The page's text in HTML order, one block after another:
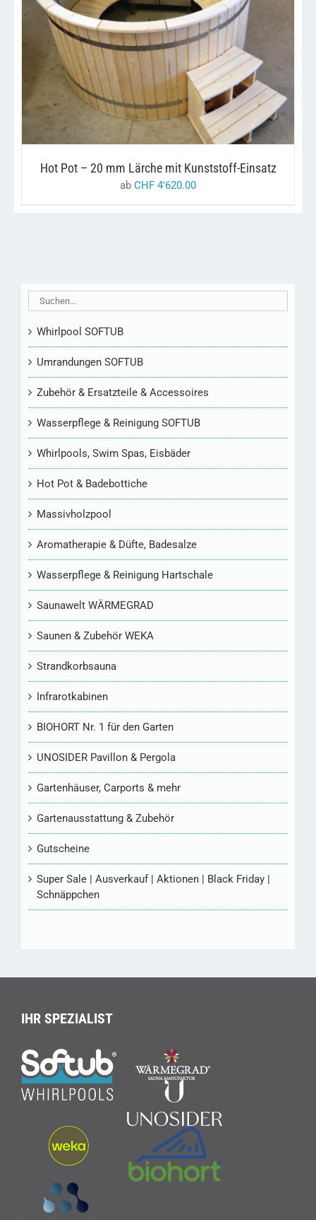
AUSFÜHRUNG WÄHLEN DIESES
PRODUKT
WEIST
MEHRERE
VARIANTEN
AUF.
DIE
OPTIONEN
KÖNNEN
AUF
DER
GEWÄHLT
WERDEN
DETAILS
Hot Pot – 20 mm Lärche mit Kunststoff-Einsatz
ab CHF 4'620.00
Whirlpool SOFTUB
Umrandungen SOFTUB
Zubehör & Ersatzteile & Accessoires
Wasserpflege & Reinigung SOFTUB
Whirlpools, Swim Spas, Eisbäder
Hot Pot & Badebottiche
Massivholzpool
Aromatherapie & Düfte, Badesalze
Wasserpflege & Reinigung Hartschale
Saunawelt WÄRMEGRAD
Saunen & Zubehör WEKA
Strandkorbsauna
Infrarotkabinen
BIOHORT Nr. 1 für den Garten
UNOSIDER Pavillon & Pergola
Gartenhäuser, Carports & mehr
Gartenausstattung & Zubehör
Gutscheine
Super Sale | Ausverkauf | Aktionen | Black Friday |
Schnäppchen
IHR SPEZIALIST